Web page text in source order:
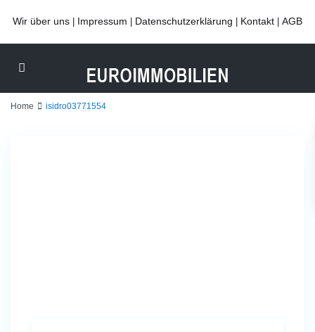
Wir über uns Impressum Datenschutzerklärung Kontakt AGB
Home isidro03771554